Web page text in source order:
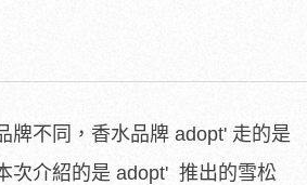
牌不同，香水品牌 adopt' 走的是
次介紹的是 adopt' 推出的雪松